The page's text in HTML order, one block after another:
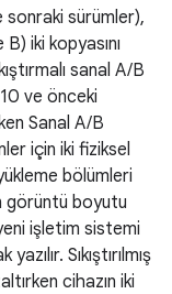
sürümler),
iki kopyasını
sanal A/B
ve önceki
Sanal A/B
için iki fiziksel
bölümleri
görüntü boyutu
işletim sistemi
Sıkıştırılmış
cihazın iki